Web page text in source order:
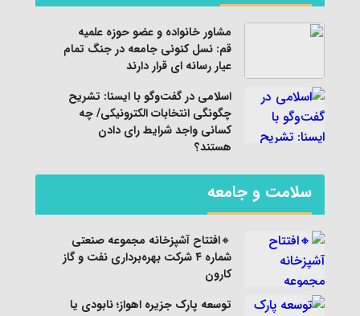
مشاور خانواده و عضو حوزه علمیه
قم: نسل کنونی جامعه در جنگ تمام
عیار رسانه ای قرار دارند
اسلامی در گفت‌وگو با ایسنا: تشریح
چگونگی انتخابات الکترونیکی/ چه
کسانی واجد شرایط رای دادن
هستند؟
سلامت و جامعه
🔸افتتاح آشپزخانه مجموعه صنعتی
شماره ۴ شرکت بهره‌برداری نفت و گاز
کارون
توسعه پارک جزیره اهواز؛ نابودی یا